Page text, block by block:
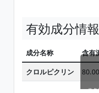
有効成分情報
成分名称 含有
クロルピクリン
スク